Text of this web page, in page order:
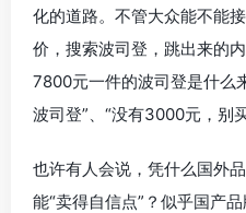
化的道路。不管大众能不能
价，搜索波司登，跳出来的
7800元一件的波司登是什么
波司登”、“没有3000元，别
也许有人会说，凭什么国外
能“卖得自信点”？似乎国产